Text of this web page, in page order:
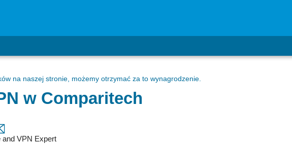
na naszej stronie, możemy otrzymać za to wynagrodzenie.
w Comparitech
and VPN Expert